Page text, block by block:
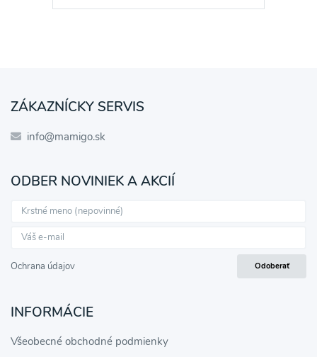
ZÁKAZNÍCKY SERVIS
info@mamigo.sk
ODBER NOVINIEK A AKCIÍ
Ochrana údajov Odoberať
INFORMÁCIE
Všeobecné obchodné podmienky